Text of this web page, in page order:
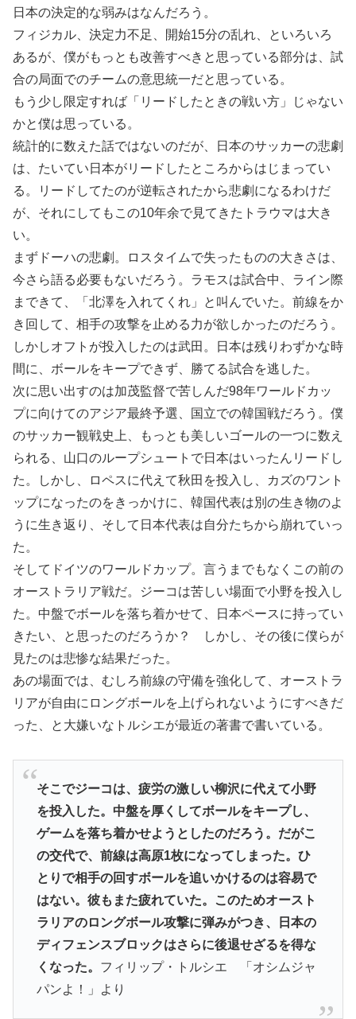
日本の決定的な弱みはなんだろう。
フィジカル、決定力不足、開始15分の乱れ、といろいろ
あるが、僕がもっとも改善すべきと思っている部分は、試
合の局面でのチームの意思統一だと思っている。
もう少し限定すれば「リードしたときの戦い方」じゃない
かと僕は思っている。
統計的に数えた話ではないのだが、日本のサッカーの悲劇
は、たいてい日本がリードしたところからはじまってい
る。リードしてたのが逆転されたから悲劇になるわけだ
が、それにしてもこの10年余で見てきたトラウマは大き
い。
まずドーハの悲劇。ロスタイムで失ったものの大きさは、
今さら語る必要もないだろう。ラモスは試合中、ライン際
まできて、「北澤を入れてくれ」と叫んでいた。前線をか
き回して、相手の攻撃を止める力が欲しかったのだろう。
しかしオフトが投入したのは武田。日本は残りわずかな時
間に、ボールをキープできず、勝てる試合を逃した。
次に思い出すのは加茂監督で苦しんだ98年ワールドカッ
プに向けてのアジア最終予選、国立での韓国戦だろう。僕
のサッカー観戦史上、もっとも美しいゴールの一つに数え
られる、山口のループシュートで日本はいったんリードし
た。しかし、ロペスに代えて秋田を投入し、カズのワント
ップになったのをきっかけに、韓国代表は別の生き物のよ
うに生き返り、そして日本代表は自分たちから崩れていっ
た。
そしてドイツのワールドカップ。言うまでもなくこの前の
オーストラリア戦だ。ジーコは苦しい場面で小野を投入し
た。中盤でボールを落ち着かせて、日本ペースに持ってい
きたい、と思ったのだろうか？ しかし、その後に僕らが
見たのは悲惨な結果だった。
あの場面では、むしろ前線の守備を強化して、オーストラ
リアが自由にロングボールを上げられないようにすべきだ
った、と大嫌いなトルシエが最近の著書で書いている。
そこでジーコは、疲労の激しい柳沢に代えて小野
を投入した。中盤を厚くしてボールをキープし、
ゲームを落ち着かせようとしたのだろう。だがこ
の交代で、前線は高原1枚になってしまった。ひ
とりで相手の回すボールを追いかけるのは容易で
はない。彼もまた疲れていた。このためオースト
ラリアのロングボール攻撃に弾みがつき、日本の
ディフェンスブロックはさらに後退せざるを得な
くなった。 フィリップ・トルシエ 「オシムジャ
パンよ！」より